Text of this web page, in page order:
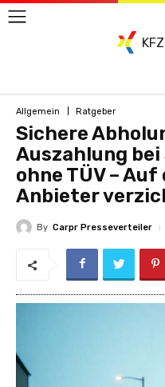
KFZ
Allgemein Ratgeber
Sichere
Auszahlung
ohne TÜV –
Anbieter
By Carpr Presseverteiler